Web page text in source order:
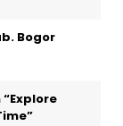
Bogor